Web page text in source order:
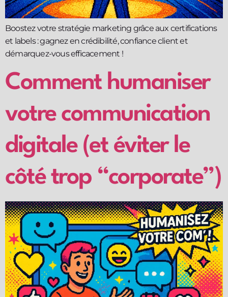
Boostez votre stratégie marketing grâce aux certifications
et labels : gagnez en crédibilité, confiance client et
démarquez-vous efficacement !
Comment humaniser
votre communication
digitale (et éviter le
côté trop “corporate”)